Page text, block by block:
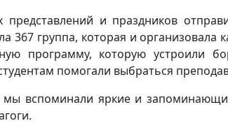
и праздников
группа, которая и организовала
программу, которую устроили
помогали выбраться
мы вспоминали яркие и